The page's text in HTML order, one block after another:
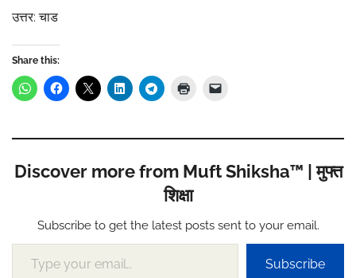
उत्तर: चाड
Share this:
Discover more from Muft Shiksha™ | मुफ्त
शिक्षा
Subscribe to get the latest posts sent to your email.
Type your email…
Subscribe